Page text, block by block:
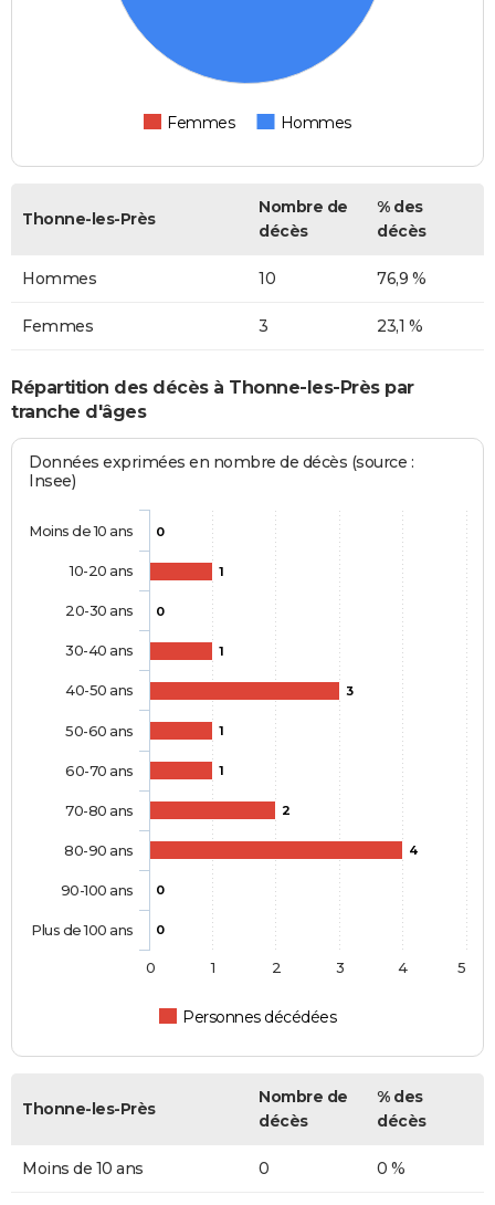
Femmes Hommes
Thonne-les-Près
Nombre de
décès
% des
décès
Hommes 10 76,9 %
Femmes 3 23,1 %
Répartition des décès à Thonne-les-Près par
tranche d'âges
Données exprimées en nombre de décès (source :
Insee)
0
1
0
1
3
1
1
2
4
0
0
Personnes décédées
Moins de 10 ans
10-20 ans
20-30 ans
30-40 ans
40-50 ans
50-60 ans
60-70 ans
70-80 ans
80-90 ans
90-100 ans
Plus de 100 ans
0 1 2 3 4 5
Thonne-les-Près
Nombre de
décès
% des
décès
Moins de 10 ans 0 0 %